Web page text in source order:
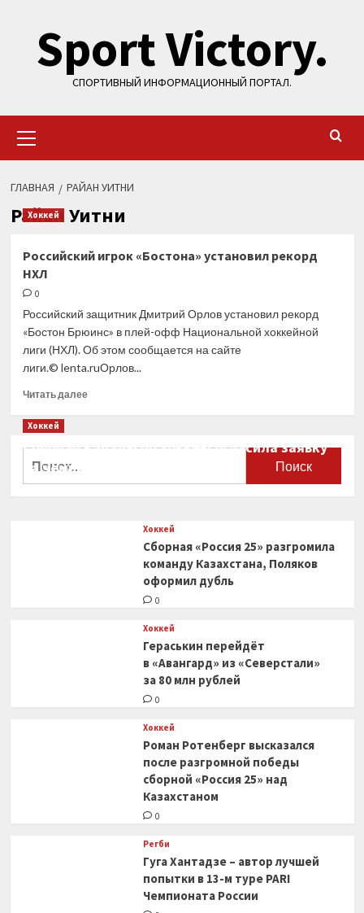
содержимому
Sport Victory.
СПОРТИВНЫЙ ИНФОРМАЦИОННЫЙ ПОРТАЛ.
меню
ГЛАВНАЯ РАЙАН УИТНИ
Райан Уитни
Хоккей
Российский игрок «Бостона» установил рекорд
НХЛ
0
Российский защитник Дмитрий Орлов установил рекорд
«Бостон Брюинс» в плей-офф Национальной хоккейной
лиги (НХЛ). Об этом сообщается на сайте
лиги.© lenta.ruОрлов...
Читать далееПрочитать
установил
Хоккей
Сборная Канады по хоккею огласила заявку
на чемпионат мира
Хоккей
Сборная «Россия 25» разгромила
команду Казахстана, Поляков
оформил дубль
0
Хоккей
Гераськин перейдёт
в «Авангард» из «Северстали»
за 80 млн рублей
0
Хоккей
Роман Ротенберг высказался
после разгромной победы
сборной «Россия 25» над
Казахстаном
0
Регби
Гуга Хантадзе – автор лучшей
попытки в 13-м туре PARI
Чемпионата России